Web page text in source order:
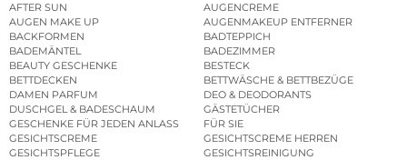
AFTER SUN
AUGENCREME
AUGEN MAKE UP
AUGENMAKEUP ENTFERNER
BACKFORMEN
BADTEPPICH
BADEMÄNTEL
BADEZIMMER
BEAUTY GESCHENKE
BESTECK
BETTDECKEN
BETTWÄSCHE & BETTBEZÜGE
DAMEN PARFUM
DEO & DEODORANTS
DUSCHGEL & BADESCHAUM
GÄSTETÜCHER
GESCHENKE FÜR JEDEN ANLASS
FÜR SIE
GESICHTSCREME
GESICHTSCREME HERREN
GESICHTSPFLEGE
GESICHTSREINIGUNG